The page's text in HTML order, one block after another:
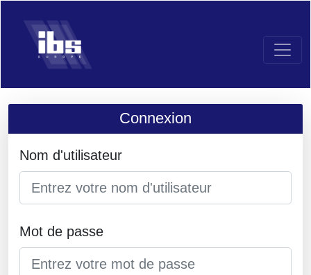
Connexion
Nom d'utilisateur
Mot de passe